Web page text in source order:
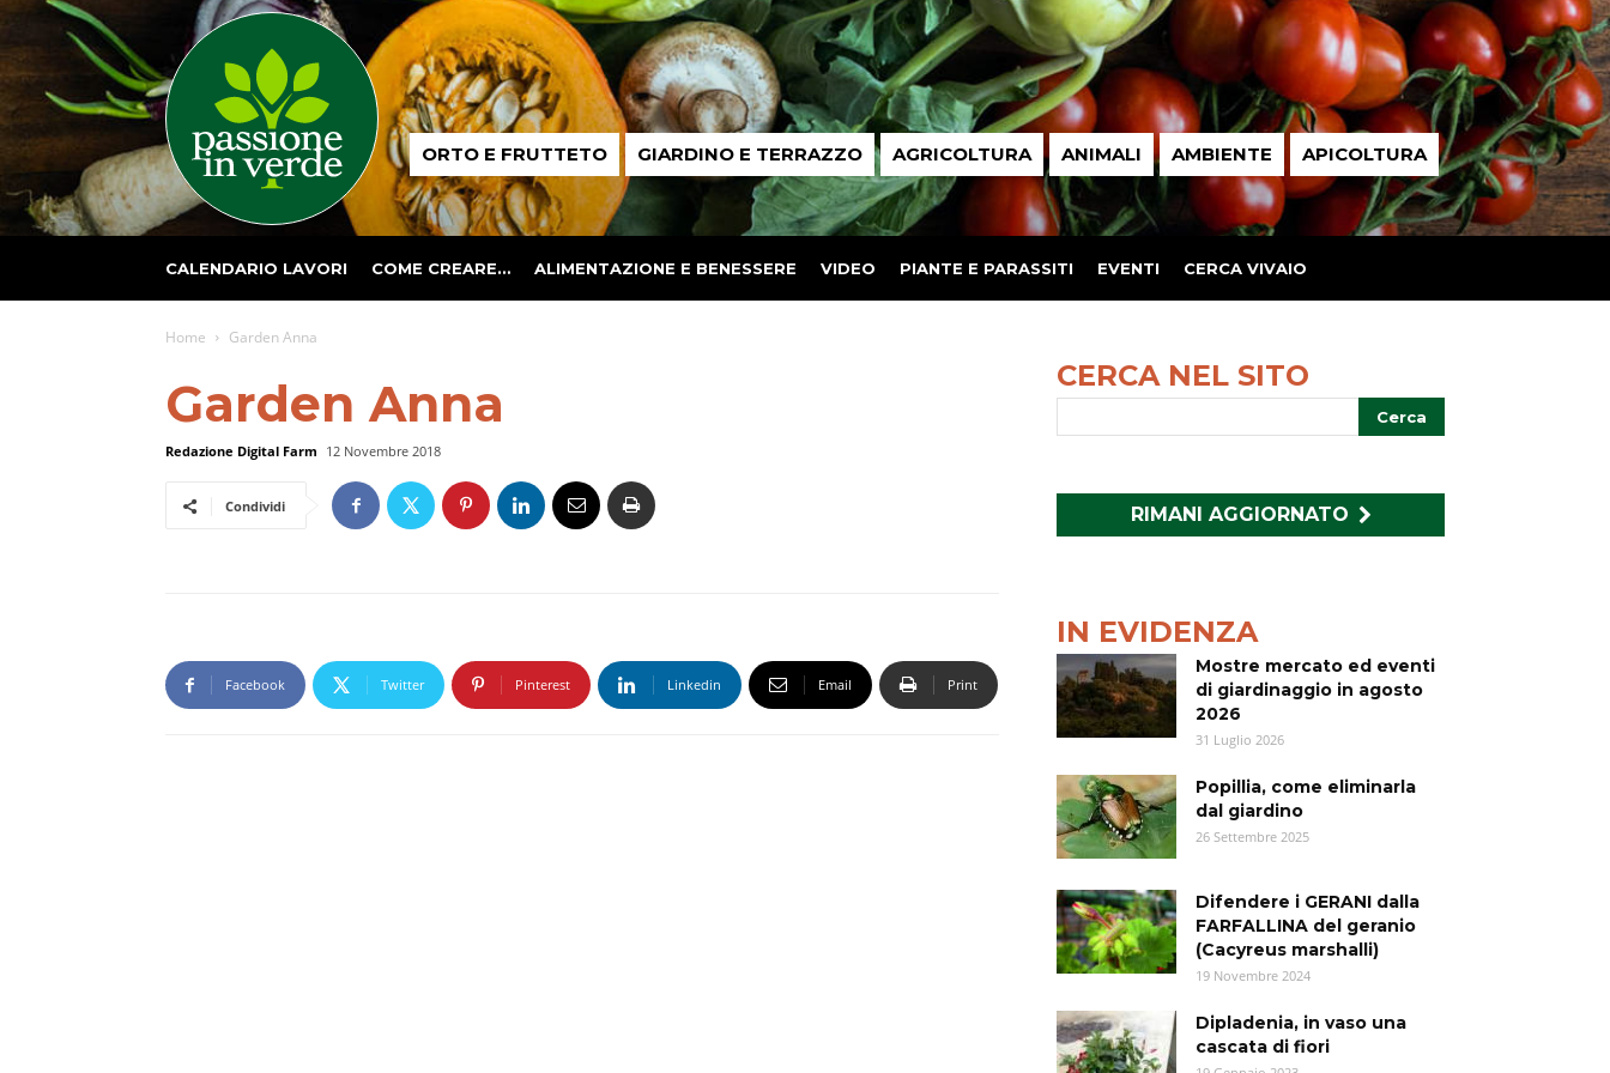
Passione
in ORTO E FRUTTETO GIARDINO E TERRAZZO AGRICOLTURA ANIMALI AMBIENTE APICOLTURA
CALENDARIO LAVORI COME CREARE… ALIMENTAZIONE E BENESSERE VIDEO PIANTE E PARASSITI EVENTI CERCA VIVAIO
Home Garden Anna
Garden Anna
Redazione Digital Farm 12 Novembre 2018
Condividi
Facebook Twitter Pinterest Linkedin Email Print
CERCA NEL SITO
RIMANI AGGIORNATO
IN EVIDENZA
Mostre mercato ed eventi
di giardinaggio in agosto
2026
31 Luglio 2026
Popillia, come eliminarla
dal giardino
26 Settembre 2025
Difendere i GERANI dalla
FARFALLINA del geranio
(Cacyreus marshalli)
19 Novembre 2024
Dipladenia, in vaso una
cascata di fiori